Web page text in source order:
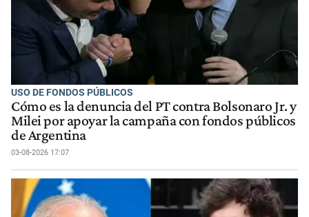
USO DE FONDOS PÚBLICOS
Cómo es la denuncia del PT contra Bolsonaro Jr. y
Milei por apoyar la campaña con fondos públicos
de Argentina
03-08-2026 17:07